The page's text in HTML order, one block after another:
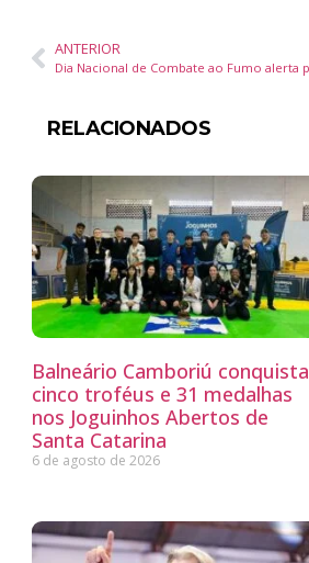
ANTERIOR
RELACIONADOS
Balneário Camboriú conquista
cinco troféus e 31 medalhas
nos Joguinhos Abertos de
Santa Catarina
6 de agosto de 2026